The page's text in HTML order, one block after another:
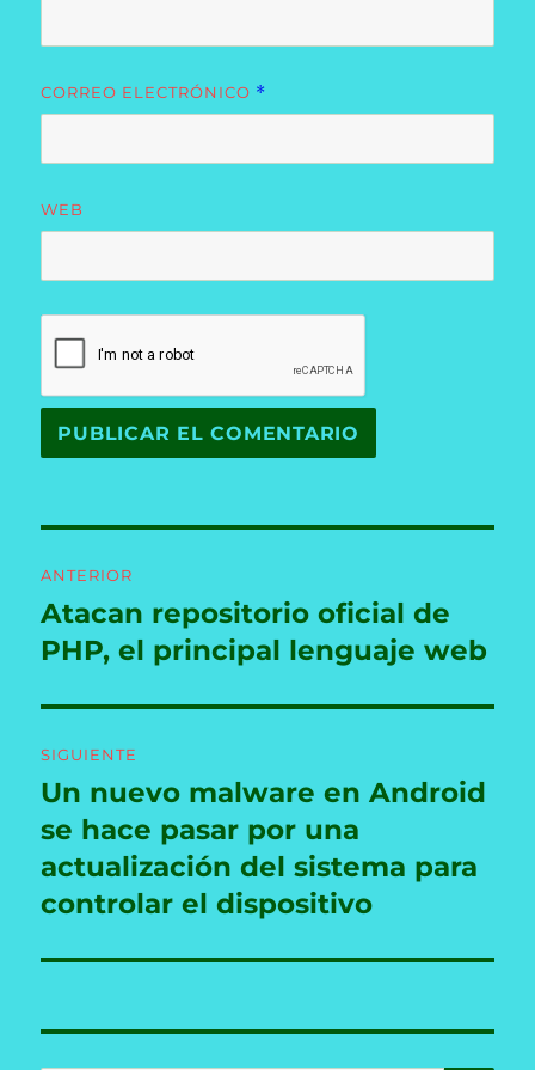
CORREO ELECTRÓNICO *
WEB
de
entradas
ANTERIOR
Entrada
anterior:
Atacan repositorio oficial de
PHP, el principal lenguaje web
SIGUIENTE
Entrada
siguiente:
Un nuevo malware en Android
se hace pasar por una
actualización del sistema para
controlar el dispositivo